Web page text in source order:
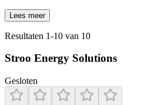
Lees meer
Resultaten 1-10 van 10
Stroo Energy Solutions
Gesloten